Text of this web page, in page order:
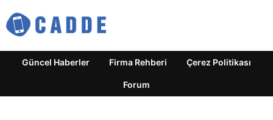
Güncel Haberler Firma Rehberi Çerez Politikası
Forum